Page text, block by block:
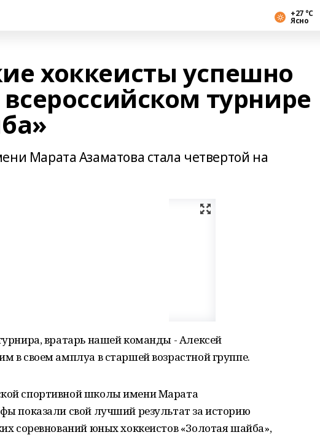
+27 °С
Ясно
хоккеисты успешно
турнире
Марата Азаматова стала четвертой на
вратарь нашей команды - Алексей
в своем амплуа в старшей возрастной группе.
спортивной школы имени Марата
показали свой лучший результат за историю
соревнований юных хоккеистов «Золотая шайба»,